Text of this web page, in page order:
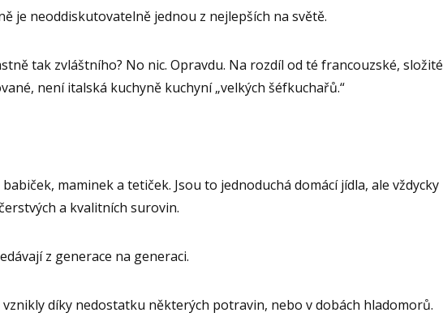
je neoddiskutovatelně jednou z nejlepších na světě.
tak zvláštního? No nic. Opravdu. Na rozdíl od té francouzské, složité
není italská kuchyně kuchyní „velkých šéfkuchařů.“
maminek a tetiček. Jsou to jednoduchá domácí jídla, ale vždycky
a kvalitních surovin.
z generace na generaci.
díky nedostatku některých potravin, nebo v dobách hladomorů.